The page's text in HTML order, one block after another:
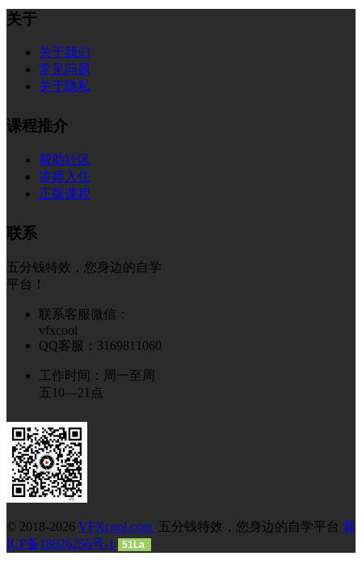
关于
关于我们
常见问题
关于隐私
课程推介
帮助社区
讲师入住
正版课程
联系
五分钱特效，您身边的自学
平台！
联系客服微信：
vfxcool
QQ客服：3169811060
工作时间：周一至周
五10—21点
© 2018-2026 VFXcool.com 五分钱特效，您身边的自学平台 冀
ICP备18026256号-1
51La